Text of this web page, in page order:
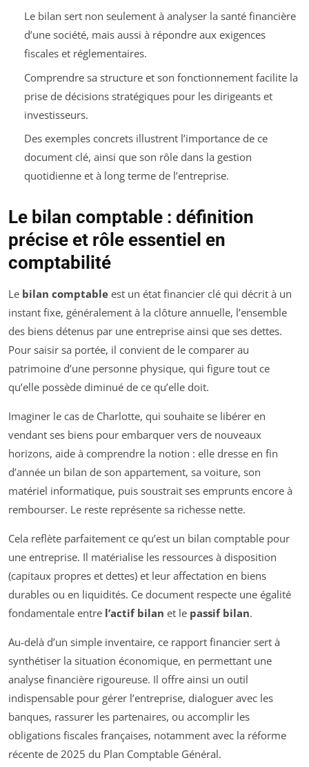
Le bilan sert non seulement à analyser la santé financière
d’une société, mais aussi à répondre aux exigences
fiscales et réglementaires.
Comprendre sa structure et son fonctionnement facilite la
prise de décisions stratégiques pour les dirigeants et
investisseurs.
Des exemples concrets illustrent l’importance de ce
document clé, ainsi que son rôle dans la gestion
quotidienne et à long terme de l’entreprise.
Le bilan comptable : définition
précise et rôle essentiel en
comptabilité
Le bilan comptable est un état financier clé qui décrit à un
instant fixe, généralement à la clôture annuelle, l’ensemble
des biens détenus par une entreprise ainsi que ses dettes.
Pour saisir sa portée, il convient de le comparer au
patrimoine d’une personne physique, qui figure tout ce
qu’elle possède diminué de ce qu’elle doit.
Imaginer le cas de Charlotte, qui souhaite se libérer en
vendant ses biens pour embarquer vers de nouveaux
horizons, aide à comprendre la notion : elle dresse en fin
d’année un bilan de son appartement, sa voiture, son
matériel informatique, puis soustrait ses emprunts encore à
rembourser. Le reste représente sa richesse nette.
Cela reflète parfaitement ce qu’est un bilan comptable pour
une entreprise. Il matérialise les ressources à disposition
(capitaux propres et dettes) et leur affectation en biens
durables ou en liquidités. Ce document respecte une égalité
fondamentale entre l’actif bilan et le passif bilan.
Au-delà d’un simple inventaire, ce rapport financier sert à
synthétiser la situation économique, en permettant une
analyse financière rigoureuse. Il offre ainsi un outil
indispensable pour gérer l’entreprise, dialoguer avec les
banques, rassurer les partenaires, ou accomplir les
obligations fiscales françaises, notamment avec la réforme
récente de 2025 du Plan Comptable Général.